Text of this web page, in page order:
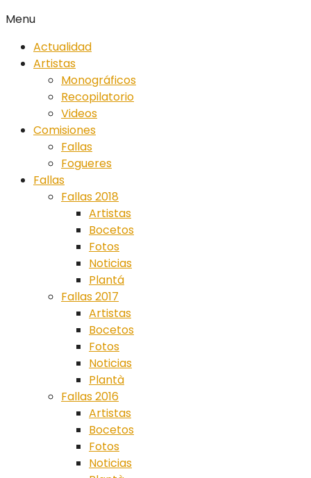
Menu
Actualidad
Artistas
Monográficos
Recopilatorio
Videos
Comisiones
Fallas
Fogueres
Fallas
Fallas 2018
Artistas
Bocetos
Fotos
Noticias
Plantá
Fallas 2017
Artistas
Bocetos
Fotos
Noticias
Plantà
Fallas 2016
Artistas
Bocetos
Fotos
Noticias